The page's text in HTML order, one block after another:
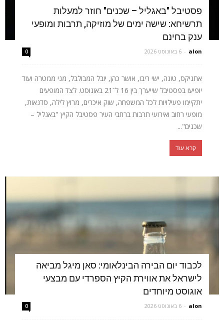
פסטיבל "באגליל – שכנים" חוזר למעלות
תרשיחא: שישה ימים של מוזיקה, תרבות ומופעי
ענק בחינם
alon
- 6 באוגוסט 2026 0
אתניקס, טונה, ישי ריבו, אושר כהן, יובל המבולבל, מני ממטרה ועוד
יופיעו בפסטיבל שייערך בין 16 ל־21 באוגוסט. לצד המופעים
יתקיימו פעילויות לכל המשפחה, שוק איכרים, מרוץ לילה, סדנאות,
מופעי רחוב ואירועי תרבות ברחבי העיר פסטיבל הקיץ "באגליל –
שכנים"...
קרא עוד
לכבוד יום הבירה הבינלאומי: סאן מיגל מביאה
לישראל את אווירת הקיץ הספרדי עם מבצעי
אוגוסט מיוחדים
alon
- 6 באוגוסט 2026 0